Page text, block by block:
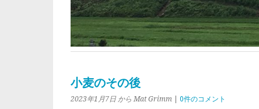
小麦のその後
2023年1月7日 から Mat Grimm 0件のコメント